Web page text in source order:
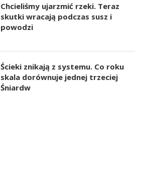
Chcieliśmy ujarzmić rzeki. Teraz
skutki wracają podczas susz i
powodzi
Ścieki znikają z systemu. Co roku
skala dorównuje jednej trzeciej
Śniardw